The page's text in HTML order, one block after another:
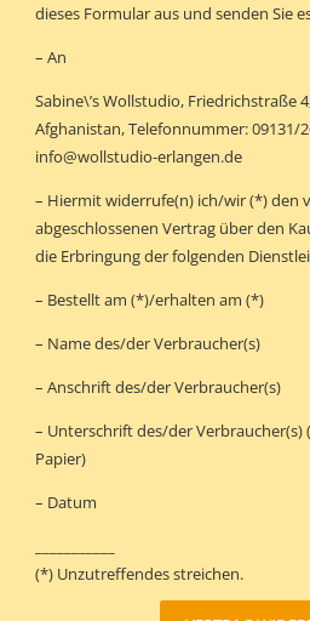
dieses Formular aus und senden Sie
– An
Sabine\’s Wollstudio, Friedrichstraße
Afghanistan, Telefonnummer: 09131/
info@wollstudio-erlangen.de
– Hiermit widerrufe(n) ich/wir (*) den
abgeschlossenen Vertrag über den
die Erbringung der folgenden
– Bestellt am (*)/erhalten am (*)
– Name des/der Verbraucher(s)
– Anschrift des/der Verbraucher(s)
– Unterschrift des/der
Papier)
– Datum
(*) Unzutreffendes streichen.